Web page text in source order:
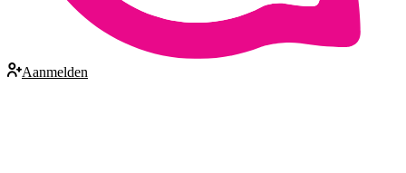
Aanmelden